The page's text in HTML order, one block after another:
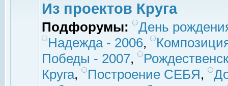
Из проектов Круга
Подфорумы:
День
Надежда - 2006,
Победы - 2007,
Круга, Построение СЕБЯ,